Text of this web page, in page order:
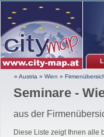
» Austria » Wien »
Seminare -
aus der
Diese Liste zeigt Ihnen alle